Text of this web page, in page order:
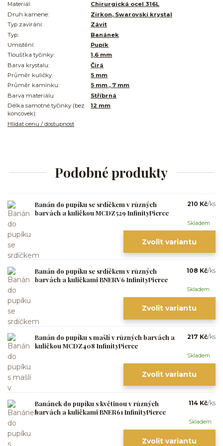
Materiál:
Chirurgická ocel 316L
Druh kamene:
Zirkon, Swarovski krystal
Typ zavírání:
Závit
Typ:
Banánek
Umístění:
Pupík
Tloušťka tyčinky:
1,6 mm
Barva krystalu:
Čirá
Průměr kuličky:
5 mm
Průměr kamínku:
5 mm , 7 mm
Barva materiálu:
Stříbrná
Délka samotné tyčinky (bez
koncovek):
12 mm
Hlídat cenu / dostupnost
Podobné produkty
Banán do pupíku se srdíčkem v různých
barvách a kuličkou MCDZ529 InfinityPierce
210 Kč/ks
Skladem
Zvolit variantu
Banán do pupíku se srdíčkem v různých
barvách a kuličkami BNERV6 InfinityPierce
108 Kč/ks
Skladem
Zvolit variantu
Banán do pupíku s mašlí v různých barvách a
kuličkou MCDZ408 InfinityPierce
217 Kč/ks
Skladem
Zvolit variantu
Banánek do pupíku s květinou v různých
barvách a kuličkami BNER61 InfinityPierce
114 Kč/ks
Skladem
Zvolit variantu